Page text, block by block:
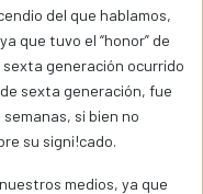
del que hablamos,
que tuvo el “honor” de
sexta generación ocurrido
sexta generación, fue
si bien no
su signi!cado.
medios, ya que